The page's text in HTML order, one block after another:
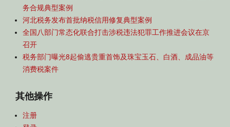
务合规典型案例
河北税务发布首批纳税信用修复典型案例
全国八部门常态化联合打击涉税违法犯罪工作推进会议在京
召开
税务部门曝光8起偷逃贵重首饰及珠宝玉石、白酒、成品油等
消费税案件
其他操作
注册